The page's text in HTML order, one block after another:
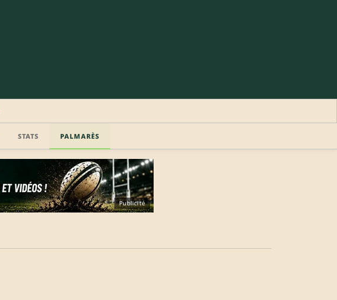
STATS PALMARÈS
Publicité